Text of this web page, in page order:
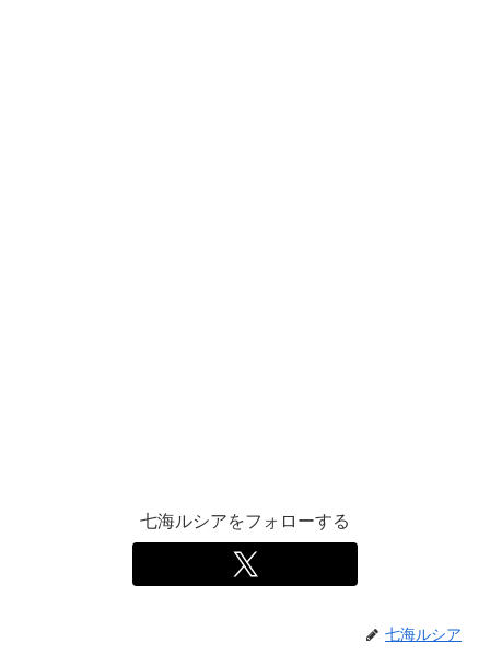
七海ルシアをフォローする
七海ルシア